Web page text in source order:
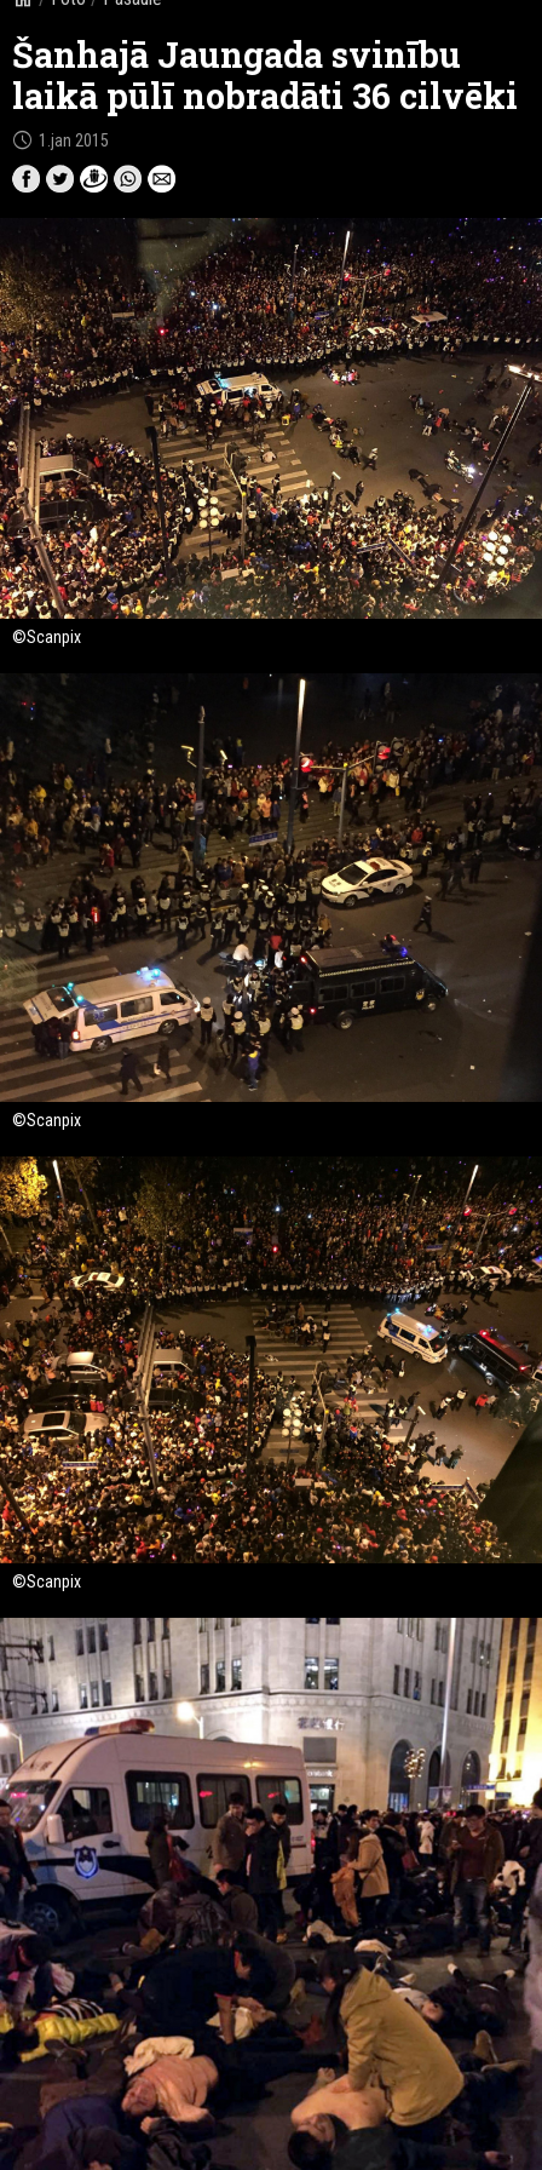
Šanhajā Jaungada svinību
laikā pūlī nobradāti 36 cilvēki
schedule 1.jan 2015
©Scanpix
©Scanpix
©Scanpix